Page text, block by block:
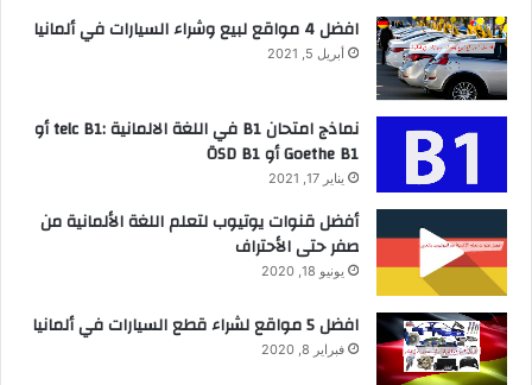
افضل 4 مواقع لبيع وشراء السيارات في ألمانيا
أبريل 5, 2021
نماذج امتحان B1 في اللغة الالمانية :telc B1 أو
Goethe B1 أو ÖSD B1
يناير 17, 2021
أفضل قنوات يوتيوب لتعلم اللغة الألمانية من
صفر حتى الأحتراف
يونيو 18, 2020
افضل 5 مواقع لشراء قطع السيارات في ألمانيا
فبراير 8, 2020